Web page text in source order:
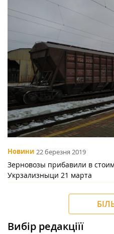
Новини 22 березня 2019
Зерновозы прибавили в
Укрзализныци 21 марта
Вибір редакціїї